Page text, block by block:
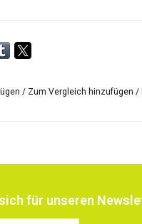
/ Zum Vergleich hinzufügen /
für unseren